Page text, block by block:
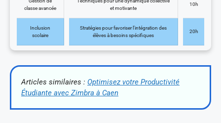
classe avancée
et motivante
10h
Inclusion
scolaire
Stratégies pour favoriser l’intégration des
élèves à besoins spécifiques
20h
Articles similaires : Optimisez votre Productivité
Étudiante avec Zimbra à Caen